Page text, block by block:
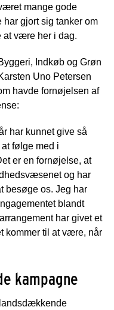
mange gode
gjort sig tanker om
at være her i dag.
Indkøb og Grøn
Uno Petersen
havde fornøjelsen af
har kunnet give så
følge med i
er en fornøjelse, at
og har
besøge os. Jeg har
blandt
har givet et
kommer til at være, når
kampagne